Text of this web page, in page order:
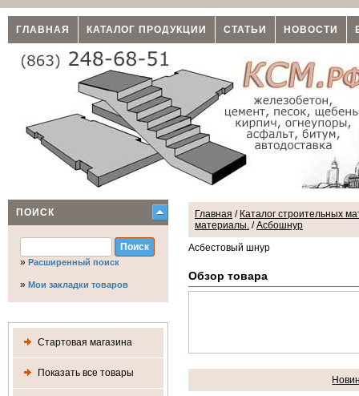
ГЛАВНАЯ КАТАЛОГ ПРОДУКЦИИ СТАТЬИ НОВОСТИ
ПОИСК
» Расширенный поиск
» Мои закладки товаров
Стартовая магазина
Показать все товары
Главная / Каталог строительных
материалы. /Асбошнур
Асбестовый шнур
Обзор товара